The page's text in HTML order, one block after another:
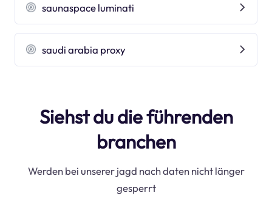
saunaspace luminati
saudi arabia proxy
Siehst du die führenden
branchen
Werden bei unserer jagd nach daten nicht länger
gesperrt